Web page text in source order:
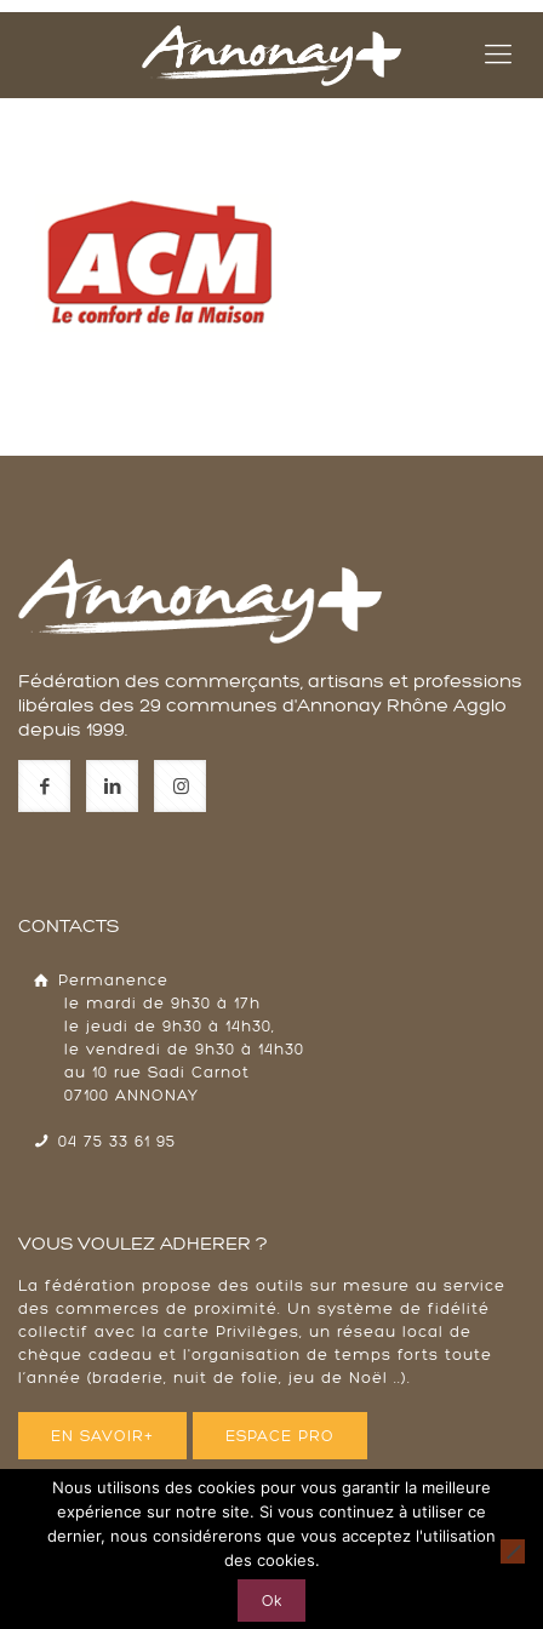
Fédération des commerçants, artisans et professions
libérales des 29 communes d'Annonay Rhône Agglo
depuis 1999.
CONTACTS
Permanence
le mardi de 9h30 à 17h
le jeudi de 9h30 à 14h30,
le vendredi de 9h30 à 14h30
au 10 rue Sadi Carnot
07100 ANNONAY
04 75 33 61 95
VOUS VOULEZ ADHERER ?
La fédération propose des outils sur mesure au service
des commerces de proximité. Un système de fidélité
collectif avec la carte Privilèges, un réseau local de
chèque cadeau et l'organisation de temps forts toute
l’année (braderie, nuit de folie, jeu de Noël ..).
EN SAVOIR+ ESPACE PRO
© 2023 Annonay plus - Tous droits réservés |
Nous utilisons des cookies pour vous garantir la meilleure
expérience sur notre site. Si vous continuez à utiliser ce
dernier, nous considérerons que vous acceptez l'utilisation
des cookies.
Ok